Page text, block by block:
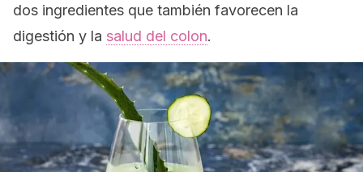
dos ingredientes que también favorecen la
digestión y la salud del colon.